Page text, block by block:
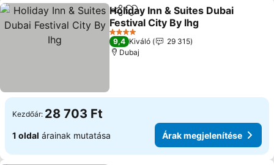
Megosztás
Hozzáadás a kedvencekhez
Holiday Inn & Suites Dubai
Festival City By Ihg
Árak megjelenítése
4 Kategória
9,4 Kiváló
29 315
Dubaj
Kezdőár: 28 703 Ft
1 oldal árainak mutatása Árak megjelenítése